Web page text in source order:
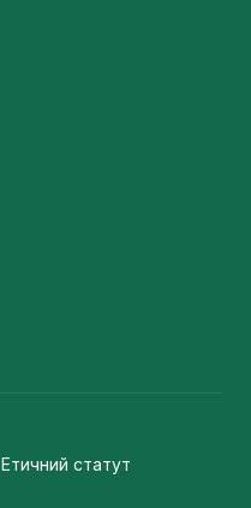
Етичний статут